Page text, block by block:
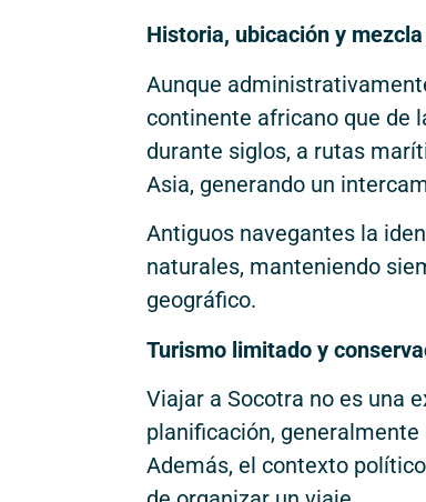
Historia, ubicación y
Aunque
continente africano que de
durante siglos, a rutas
Asia, generando un
Antiguos navegantes la
naturales, manteniendo
geográfico.
Turismo limitado y
Viajar a Socotra no es una
planificación,
Además, el contexto